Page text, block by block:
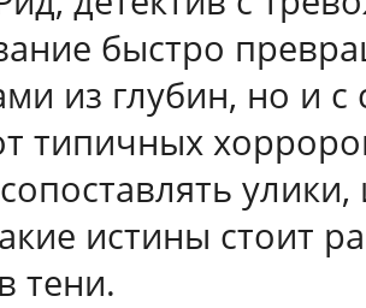
быстро
из глубин, но и с
типичных
истины стоит
тени.